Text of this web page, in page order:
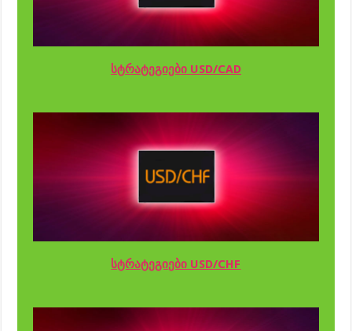
სტრატეგიები USD/CAD
სტრატეგიები USD/CHF